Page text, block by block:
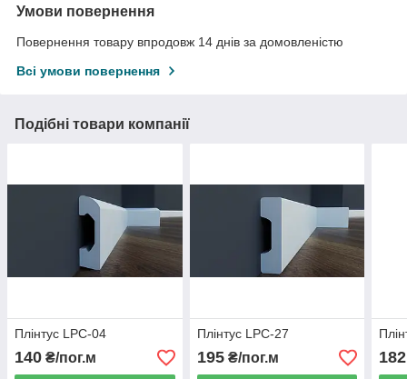
Умови повернення
Повернення товару впродовж 14 днів за домовленістю
Всі умови повернення
Подібні товари компанії
Плінтус LPC-04
140 ₴/пог.м
Плінтус LPC-27
195₴/пог.м 182